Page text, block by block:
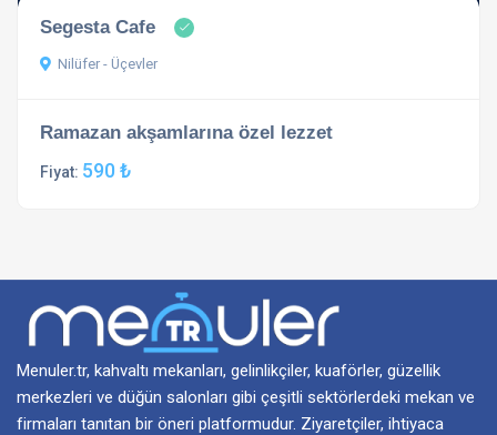
Segesta Cafe
Nilüfer - Üçevler
Ramazan akşamlarına özel lezzet
Fiyat: 590 ₺
Menuler.tr, kahvaltı mekanları, gelinlikçiler, kuaförler, güzellik
merkezleri ve düğün salonları gibi çeşitli sektörlerdeki mekan ve
firmaları tanıtan bir öneri platformudur. Ziyaretçiler, ihtiyaca